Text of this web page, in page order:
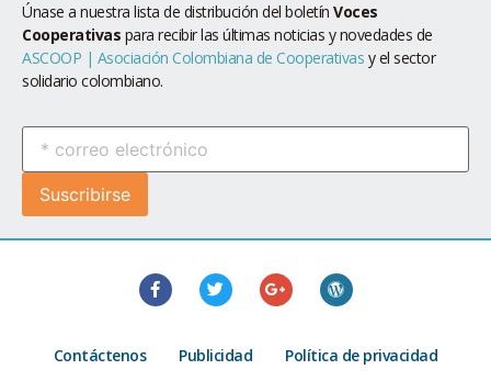
Únase a nuestra lista de distribución del boletín Voces
Cooperativas para recibir las últimas noticias y novedades de
ASCOOP | Asociación Colombiana de Cooperativas y el sector
solidario colombiano.
Contáctenos Publicidad Política de privacidad